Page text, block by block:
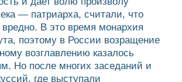
— патриарха, считали, что
вредно. В это время монархия
поэтому в России возращение
возглавлению казалось
Но после многих заседаний и
где выступали